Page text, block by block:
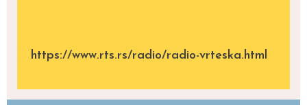
https://www.rts.rs/radio/radio-vrteska.html